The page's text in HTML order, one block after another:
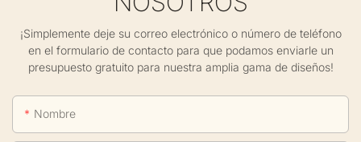
¡Simplemente deje su correo electrónico o número de teléfono
en el formulario de contacto para que podamos enviarle un
presupuesto gratuito para nuestra amplia gama de diseños!
Nombre